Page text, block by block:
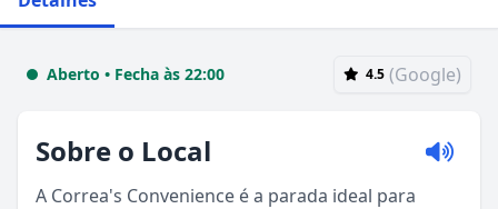
Aberto • Fecha às 22:00 4.5 (Google)
Sobre o Local
A Correa's Convenience é a parada ideal para